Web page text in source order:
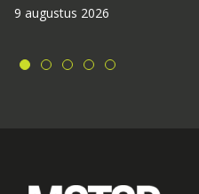
9 augustus 2026